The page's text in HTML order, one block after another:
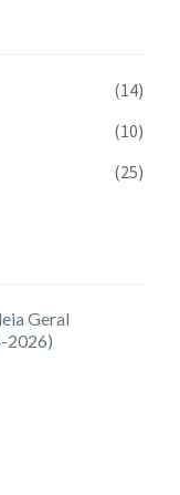
(14)
(10)
(25)
Geral
2026)